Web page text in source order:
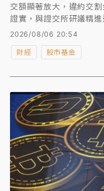
交額顯著放大，違約交
證實，與證交所研議精
來可能調整為發生1次違
筆數交易內，就要採取
數、筆數等細節仍在研議
2026/08/06 20:54
財經 股市基金